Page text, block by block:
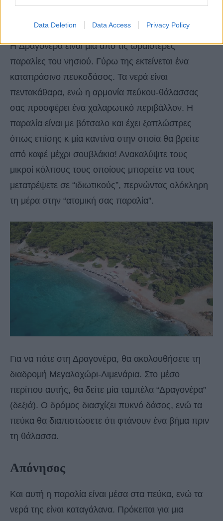
Data Deletion Data Access Privacy Policy
Δραγονέρα
Η Δραγονέρα είναι μία από τις ωραιότερες
παραλίες του νησιού. Γύρω της εκτείνεται ένα
καταπράσινο πευκοδάσος. Τα νερά είναι
πεντακάθαρα, ενώ η αρμονία πεύκου-θάλασσας
σας προσφέρει ένα χαλαρωτικό περιβάλλον. Η
παραλία είναι με βότσαλο και έχει ξαπλώστρες
όπως επίσης κ μία καντίνα στην οποία θα βρείτε
από καφέ μέχρι σουβλάκια! Ανακαλύψτε τους
μικροί κόλπους τους οποίους μπορείτε να τους
μετατρέψετε σε “ιδιωτικούς”, περνώντας ολόκληρη
τη μέρα στην “ατομική σας παραλία”.
Για να πάτε στη Δραγονέρα, θα ακολουθήσετε τη
διαδρομή Μεγαλοχώρι-Λιμενάρια. Στο μέσο
περίπου αυτής, θα δείτε μία ταμπέλα “Δραγονέρα”
(δεξιά). Ο δρόμος διασχίζει πυκνό δάσος, ενώ τα
πεύκα θα διαπιστώσετε ότι φτάνουν ένα βήμα πριν
τη θάλασσα.
Απόνησος
Και αυτή η παραλία είναι μέσα στα πεύκα, ενώ τα
νερά της είναι καταγάλανα. Πρόκειται για μια